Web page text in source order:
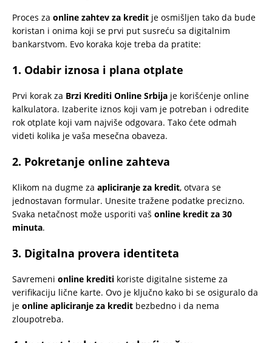
Proces za online zahtev za kredit je osmišljen tako da bude
koristan i onima koji se prvi put susreću sa digitalnim
bankarstvom. Evo koraka koje treba da pratite:
1. Odabir iznosa i plana otplate
Prvi korak za Brzi Krediti Online Srbija je korišćenje online
kalkulatora. Izaberite iznos koji vam je potreban i odredite
rok otplate koji vam najviše odgovara. Tako ćete odmah
videti kolika je vaša mesečna obaveza.
2. Pokretanje online zahteva
Klikom na dugme za apliciranje za kredit, otvara se
jednostavan formular. Unesite tražene podatke precizno.
Svaka netačnost može usporiti vaš online kredit za 30
minuta.
3. Digitalna provera identiteta
Savremeni online krediti koriste digitalne sisteme za
verifikaciju lične karte. Ovo je ključno kako bi se osiguralo da
je online apliciranje za kredit bezbedno i da nema
zloupotreba.